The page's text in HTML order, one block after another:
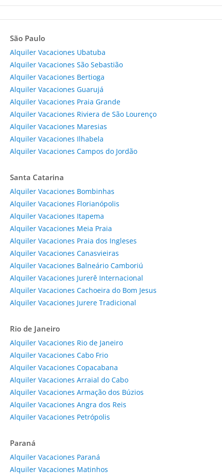
São Paulo
Alquiler Vacaciones Ubatuba
Alquiler Vacaciones São Sebastião
Alquiler Vacaciones Bertioga
Alquiler Vacaciones Guarujá
Alquiler Vacaciones Praia Grande
Alquiler Vacaciones Riviera de São Lourenço
Alquiler Vacaciones Maresias
Alquiler Vacaciones Ilhabela
Alquiler Vacaciones Campos do Jordão
Santa Catarina
Alquiler Vacaciones Bombinhas
Alquiler Vacaciones Florianópolis
Alquiler Vacaciones Itapema
Alquiler Vacaciones Meia Praia
Alquiler Vacaciones Praia dos Ingleses
Alquiler Vacaciones Canasvieiras
Alquiler Vacaciones Balneário Camboriú
Alquiler Vacaciones Jurerê Internacional
Alquiler Vacaciones Cachoeira do Bom Jesus
Alquiler Vacaciones Jurere Tradicional
Rio de Janeiro
Alquiler Vacaciones Rio de Janeiro
Alquiler Vacaciones Cabo Frio
Alquiler Vacaciones Copacabana
Alquiler Vacaciones Arraial do Cabo
Alquiler Vacaciones Armação dos Búzios
Alquiler Vacaciones Angra dos Reis
Alquiler Vacaciones Petrópolis
Paraná
Alquiler Vacaciones Paraná
Alquiler Vacaciones Matinhos